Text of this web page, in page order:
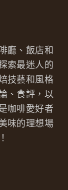
廳、飯店和
索最迷人的
技藝和風格
、食評，以
咖啡愛好者
味的理想場